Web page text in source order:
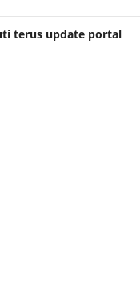
terus update portal